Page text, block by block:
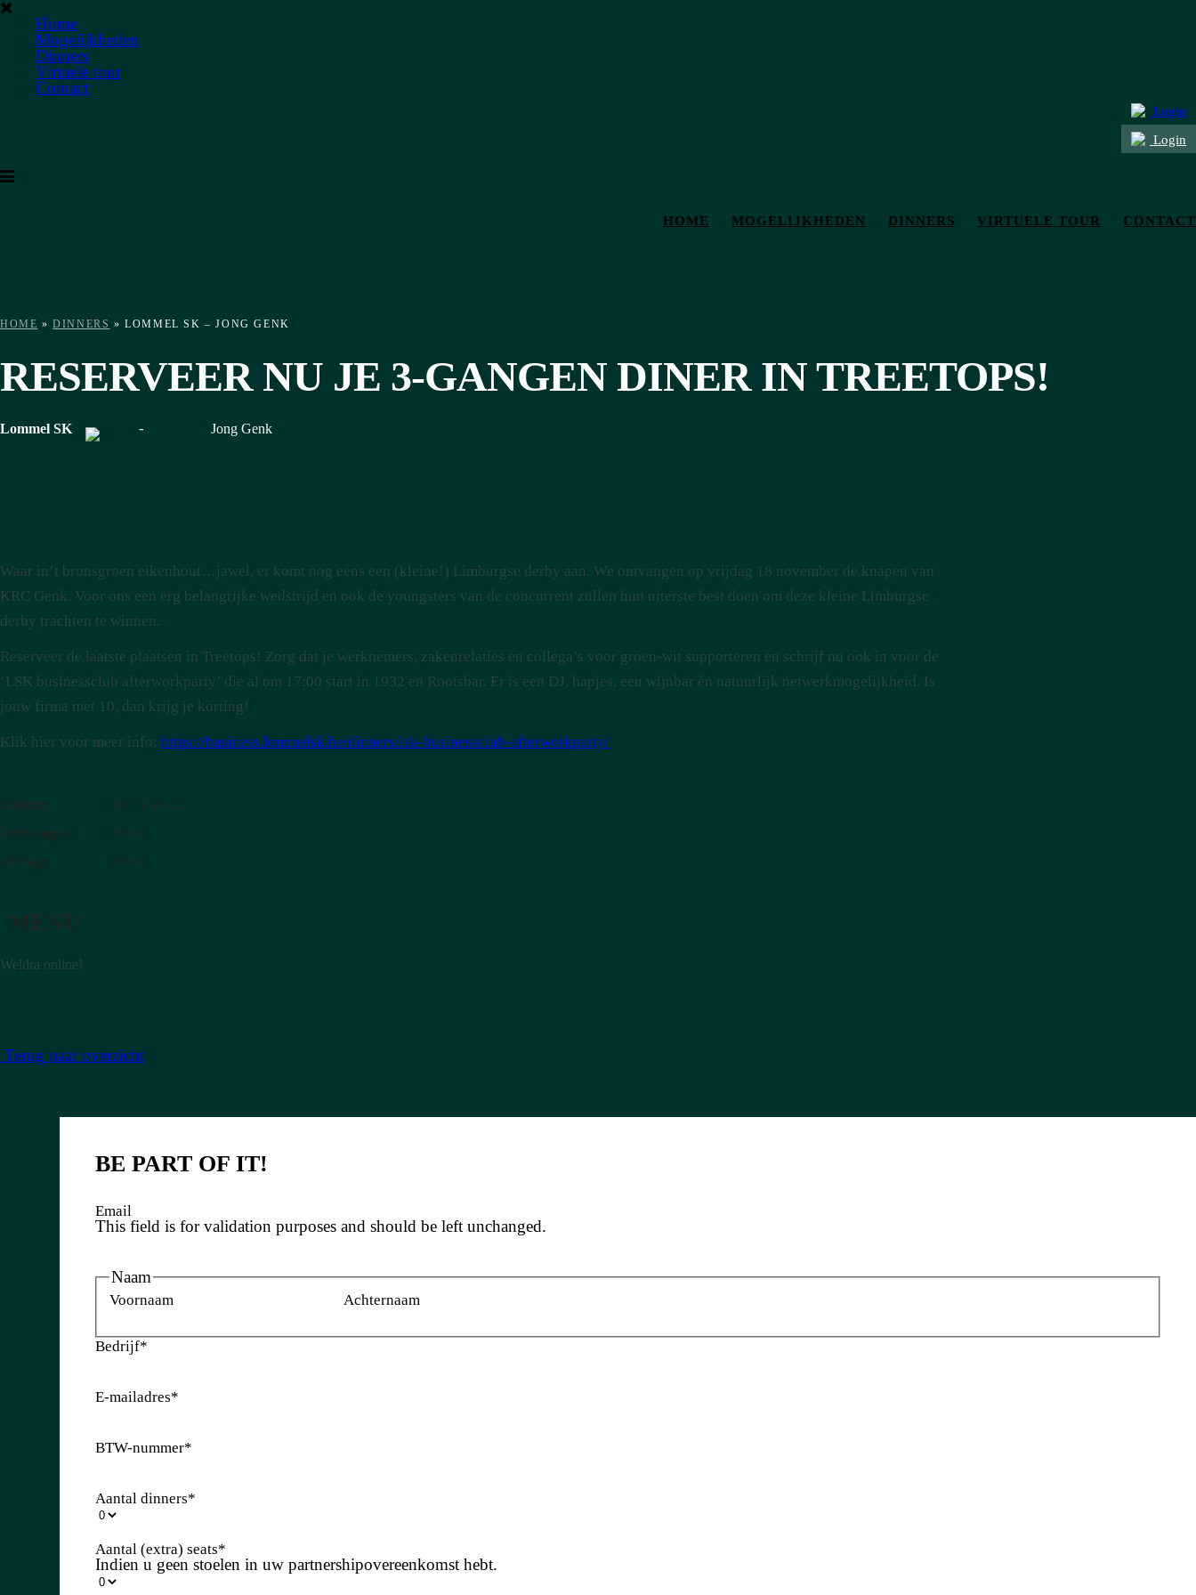
Home
Mogelijkheden
Dinners
Virtuele tour
Contact
Login
Login
HOME MOGELIJKHEDEN DINNERS VIRTUELE TOUR CONTACT
HOME »DINNERS »LOMMEL SK – JONG GENK
RESERVEER NU JE 3-GANGEN DINER IN TREETOPS!
Lommel SK - Jong Genk
Waar in’t bronsgroen eikenhout…jawel, er komt nog eens een (kleine!) Limburgse derby aan. We ontvangen op vrijdag 18 november de knapen van
KRC Genk. Voor ons een erg belangrijke wedstrijd en ook de youngsters van de concurrent zullen hun uiterste best doen om deze kleine Limburgse
derby trachten te winnen.
Reserveer de laatste plaatsen in Treetops! Zorg dat je werknemers, zakenrelaties en collega’s voor groen-wit supporteren en schrijf nu ook in voor de
‘LSK businessclub afterworkparty’ die al om 17:00 start in 1932 en Rootsbar. Er is een DJ, hapjes, een wijnbar én natuurlijk netwerkmogelijkheid. Is
jouw firma met 10, dan krijg je korting!
Klik hier voor meer info: https://business.lommelsk.be/dinners/lsk-businessclub-afterworkparty/
Datum:
18/11/2022
Ontvangst:
18:00
Aftrap:
20:00
MENU
Weldra online!
Terug naar overzicht
BE PART OF IT!
Email
This field is for validation purposes and should be left unchanged.
Naam
Voornaam Achternaam
Bedrijf*
E-mailadres*
BTW-nummer*
Aantal dinners*
Aantal (extra) seats*
Indien u geen stoelen in uw partnershipovereenkomst hebt.